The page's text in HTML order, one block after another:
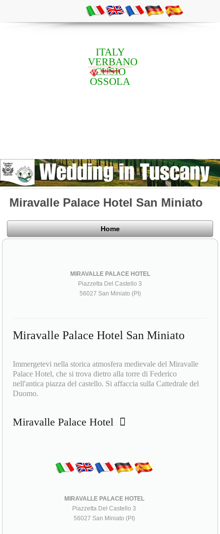
ITALY
VERBANO
CUSIO
OSSOLA
Miravalle Palace Hotel San Miniato
Home
MIRAVALLE PALACE HOTEL
Piazzetta Del Castello 3
56027 San Miniato (PI)
Miravalle Palace Hotel San Miniato
Immergetevi nella storica atmosfera medievale del Miravalle
Palace Hotel, che si trova dietro alla torre di Federico
nell'antica piazza del castello. Si affaccia sulla Cattedrale del
Duomo.
Miravalle Palace Hotel
MIRAVALLE PALACE HOTEL
Piazzetta Del Castello 3
56027 San Miniato (PI)